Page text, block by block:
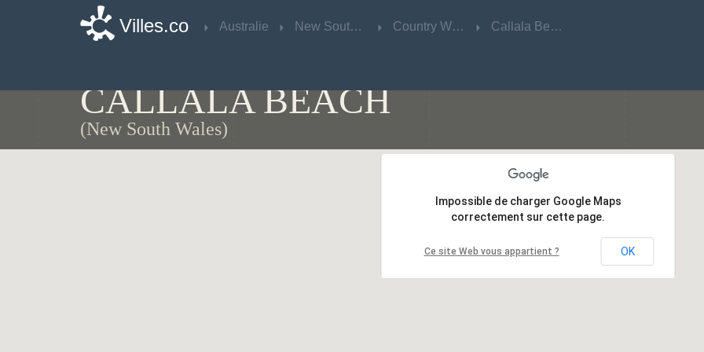
Villes.co Australie New South Wales Country West Callala Beach
CALLALA BEACH
(New South Wales)
Impossible de charger Google Maps
correctement sur cette page.
Ce site Web vous appartient ? OK
Impossible de charger Google Maps
correctement sur cette page.
Ce site Web vous appartient ? OK
Villes.co Australie New South Wales Country West Callala Beach